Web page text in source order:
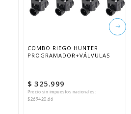
COMBO RIEGO HUNTER
PROGRAMADOR+VÁLVULAS
$ 325.999
Precio sin impuestos nacionales:
$269420.66